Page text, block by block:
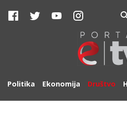
Politika Ekonomija Društvo